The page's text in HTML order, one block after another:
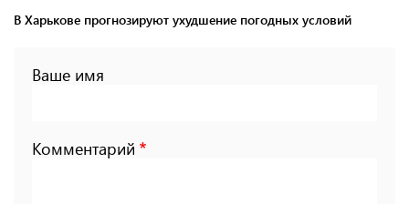
В Харькове прогнозируют ухудшение погодных условий
Ваше имя
Комментарий